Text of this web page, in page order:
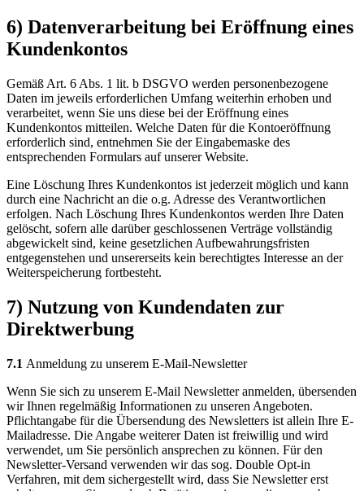
6) Datenverarbeitung bei Eröffnung eines
Kundenkontos
Gemäß Art. 6 Abs. 1 lit. b DSGVO werden personenbezogene
Daten im jeweils erforderlichen Umfang weiterhin erhoben und
verarbeitet, wenn Sie uns diese bei der Eröffnung eines
Kundenkontos mitteilen. Welche Daten für die Kontoeröffnung
erforderlich sind, entnehmen Sie der Eingabemaske des
entsprechenden Formulars auf unserer Website.
Eine Löschung Ihres Kundenkontos ist jederzeit möglich und kann
durch eine Nachricht an die o.g. Adresse des Verantwortlichen
erfolgen. Nach Löschung Ihres Kundenkontos werden Ihre Daten
gelöscht, sofern alle darüber geschlossenen Verträge vollständig
abgewickelt sind, keine gesetzlichen Aufbewahrungsfristen
entgegenstehen und unsererseits kein berechtigtes Interesse an der
Weiterspeicherung fortbesteht.
7) Nutzung von Kundendaten zur
Direktwerbung
7.1 Anmeldung zu unserem E-Mail-Newsletter
Wenn Sie sich zu unserem E-Mail Newsletter anmelden, übersenden
wir Ihnen regelmäßig Informationen zu unseren Angeboten.
Pflichtangabe für die Übersendung des Newsletters ist allein Ihre E-
Mailadresse. Die Angabe weiterer Daten ist freiwillig und wird
verwendet, um Sie persönlich ansprechen zu können. Für den
Newsletter-Versand verwenden wir das sog. Double Opt-in
Verfahren, mit dem sichergestellt wird, dass Sie Newsletter erst